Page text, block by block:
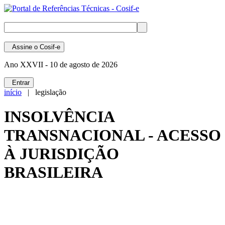
Assine o Cosif-e
Ano XXVII - 10 de agosto de 2026
Entrar
início | legislação
INSOLVÊNCIA
TRANSNACIONAL - ACESSO
À JURISDIÇÃO
BRASILEIRA